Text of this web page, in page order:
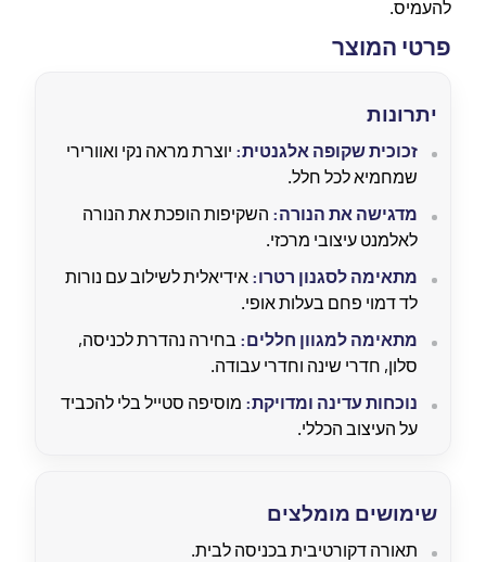
להעמיס.
פרטי המוצר
יתרונות
זכוכית שקופה אלגנטית: יוצרת מראה נקי ואוורירי
שמחמיא לכל חלל.
מדגישה את הנורה: השקיפות הופכת את הנורה
לאלמנט עיצובי מרכזי.
מתאימה לסגנון רטרו: אידיאלית לשילוב עם נורות
לד דמוי פחם בעלות אופי.
מתאימה למגוון חללים: בחירה נהדרת לכניסה,
סלון, חדרי שינה וחדרי עבודה.
נוכחות עדינה ומדויקת: מוסיפה סטייל בלי להכביד
על העיצוב הכללי.
שימושים מומלצים
תאורה דקורטיבית בכניסה לבית.